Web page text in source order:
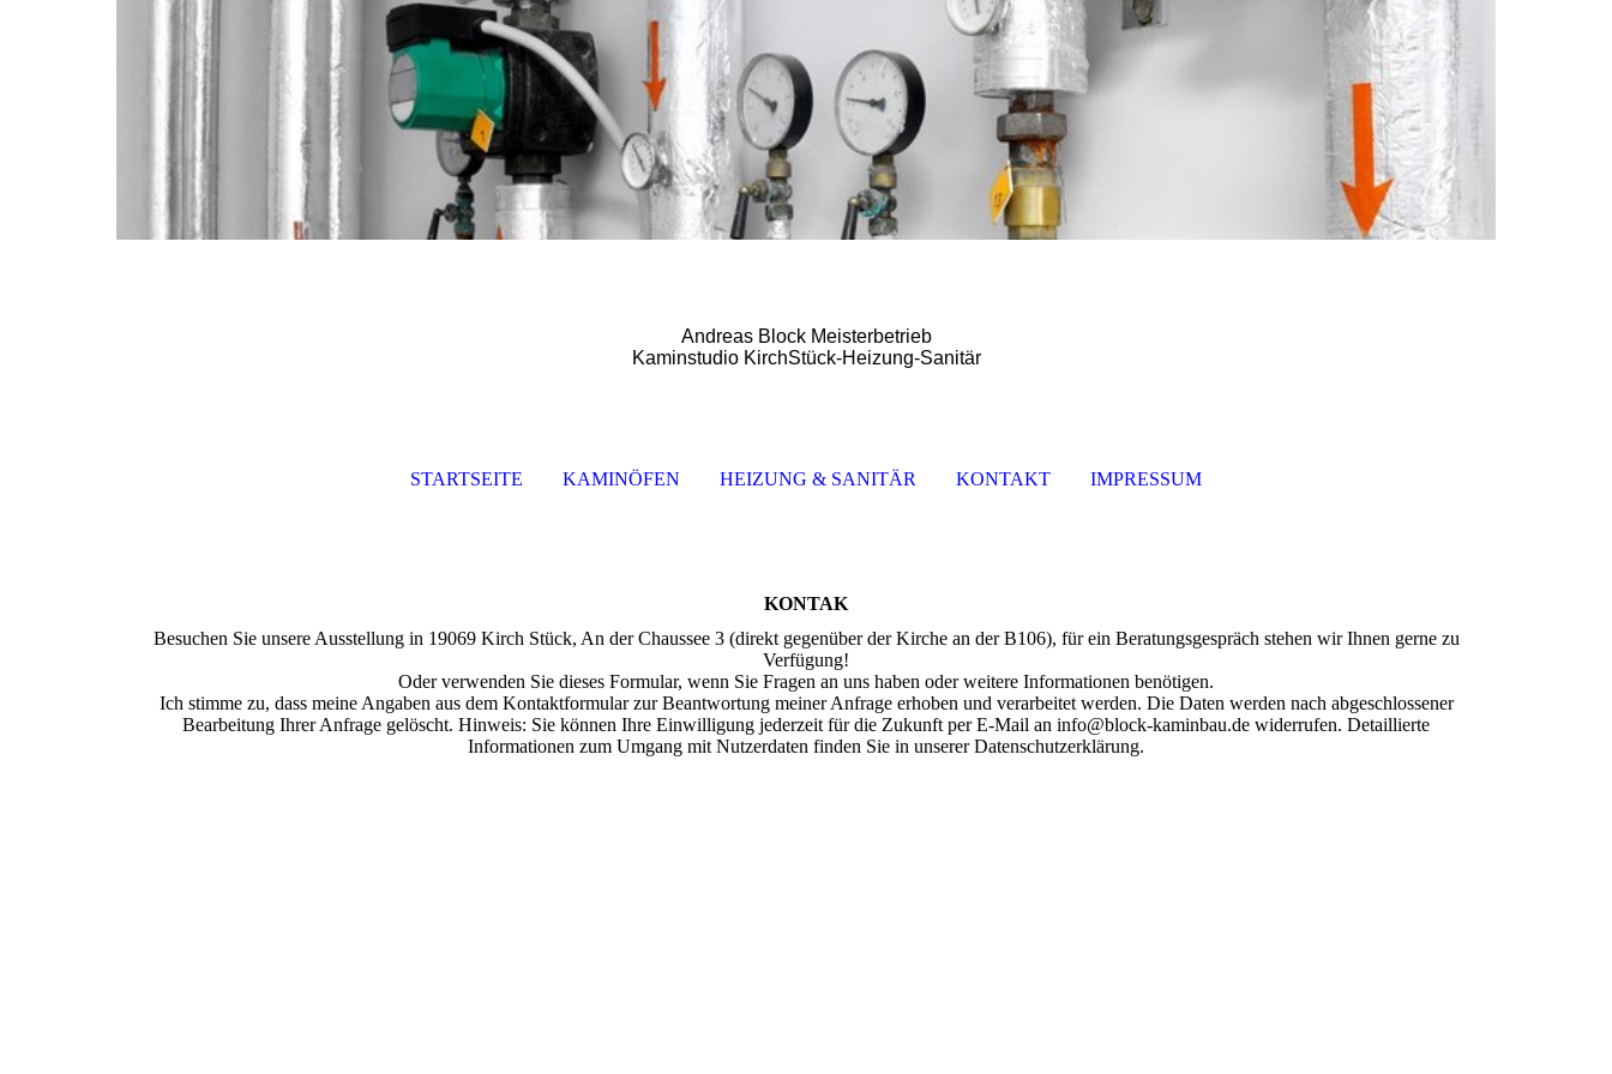
Andreas Block Meisterbetrieb
Kaminstudio KirchStück-Heizung-Sanitär
STARTSEITE KAMINÖFEN HEIZUNG & SANITÄR KONTAKT IMPRESSUM
KONTAK
Besuchen Sie unsere Ausstellung in 19069 Kirch Stück, An der Chaussee 3 (direkt gegenüber der Kirche an der B106), für ein Beratungsgespräch stehen wir Ihnen gerne zu
Verfügung!
Oder verwenden Sie dieses Formular, wenn Sie Fragen an uns haben oder weitere Informationen benötigen.
Ich stimme zu, dass meine Angaben aus dem Kontaktformular zur Beantwortung meiner Anfrage erhoben und verarbeitet werden. Die Daten werden nach abgeschlossener
Bearbeitung Ihrer Anfrage gelöscht. Hinweis: Sie können Ihre Einwilligung jederzeit für die Zukunft per E-Mail an info@block-kaminbau.de widerrufen. Detaillierte
Informationen zum Umgang mit Nutzerdaten finden Sie in unserer Datenschutzerklärung.